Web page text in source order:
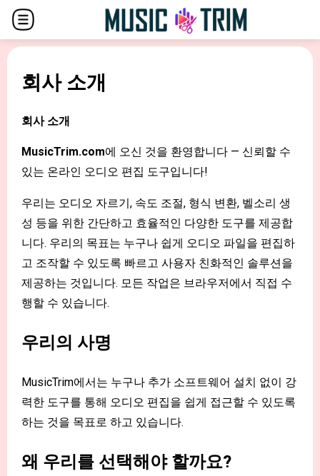
회사 소개
회사 소개
MusicTrim.com에 오신 것을 환영합니다 — 신뢰할 수
있는 온라인 오디오 편집 도구입니다!
우리는 오디오 자르기, 속도 조절, 형식 변환, 벨소리 생
성 등을 위한 간단하고 효율적인 다양한 도구를 제공합
니다. 우리의 목표는 누구나 쉽게 오디오 파일을 편집하
고 조작할 수 있도록 빠르고 사용자 친화적인 솔루션을
제공하는 것입니다. 모든 작업은 브라우저에서 직접 수
행할 수 있습니다.
우리의 사명
MusicTrim에서는 누구나 추가 소프트웨어 설치 없이 강
력한 도구를 통해 오디오 편집을 쉽게 접근할 수 있도록
하는 것을 목표로 하고 있습니다.
왜 우리를 선택해야 할까요?